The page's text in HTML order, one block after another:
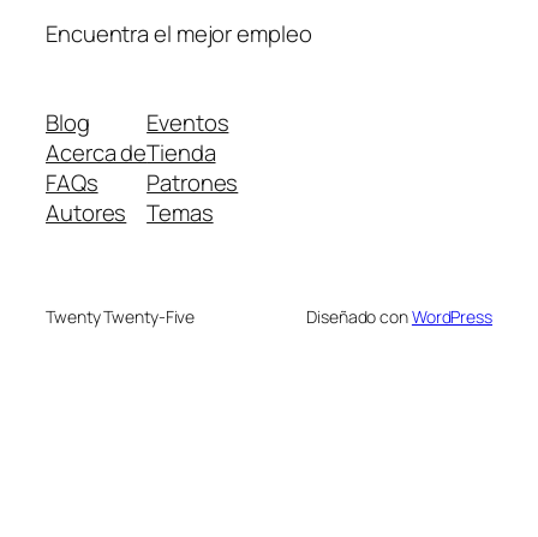
Encuentra el mejor empleo
Blog
Acerca de
FAQs
Autores
Eventos
Tienda
Patrones
Temas
Twenty Twenty-Five Diseñado conWordPress